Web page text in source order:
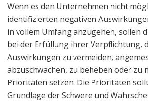
Wenn es den Unternehmen nicht
identifizierten negativen
in vollem Umfang anzugehen, sollen
bei der Erfüllung ihrer Verpflichtung,
Auswirkungen zu vermeiden,
abzuschwächen, zu beheben oder zu
Prioritäten setzen. Die Prioritäten
Grundlage der Schwere und